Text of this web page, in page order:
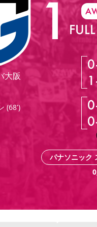
ェイツアー よくある
動レポート SPORT POSITIVE
セレッソスポーツパーク舞洲
ッカースクール
大人のサッカー
大阪
(68')
1
0
1
0
0
パナソニック
0